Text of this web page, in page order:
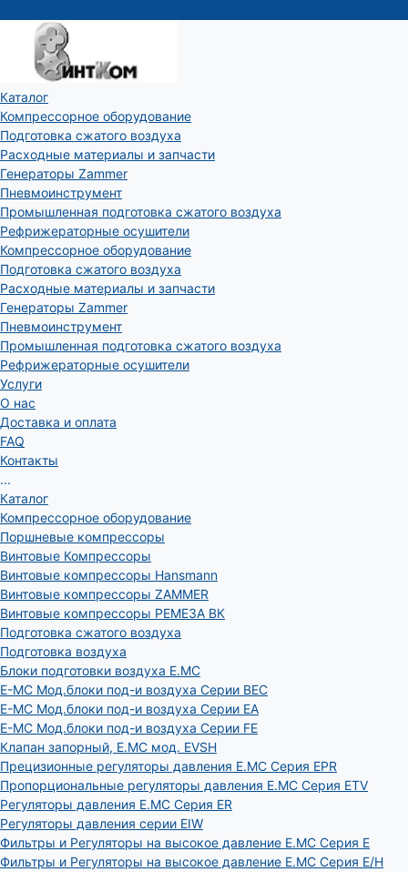
Каталог
Компрессорное оборудование
Подготовка сжатого воздуха
Расходные материалы и запчасти
Генераторы Zammer
Пневмоинструмент
Промышленная подготовка сжатого воздуха
Рефрижераторные осушители
Компрессорное оборудование
Подготовка сжатого воздуха
Расходные материалы и запчасти
Генераторы Zammer
Пневмоинструмент
Промышленная подготовка сжатого воздуха
Рефрижераторные осушители
Услуги
О нас
Доставка и оплата
FAQ
Контакты
...
Каталог
Компрессорное оборудование
Поршневые компрессоры
Винтовые Компрессоры
Винтовые компрессоры Hansmann
Винтовые компрессоры ZAMMER
Винтовые компрессоры РЕМЕЗА ВК
Подготовка сжатого воздуха
Подготовка воздуха
Блоки подготовки воздуха E.MC
E-MC Мод.блоки под-и воздуха Серии BEC
E-MC Мод.блоки под-и воздуха Серии EA
E-MC Мод.блоки под-и воздуха Серии FE
Клапан запорный, E.MC мод. EVSH
Прецизионные регуляторы давления E.MC Серия EPR
Пропорциональные регуляторы давления E.MC Серия ETV
Регуляторы давления E.MC Серия ER
Регуляторы давления серии EIW
Фильтры и Регуляторы на высокое давление E.MC Серия E
Фильтры и Регуляторы на высокое давление E.MC Серия E/H